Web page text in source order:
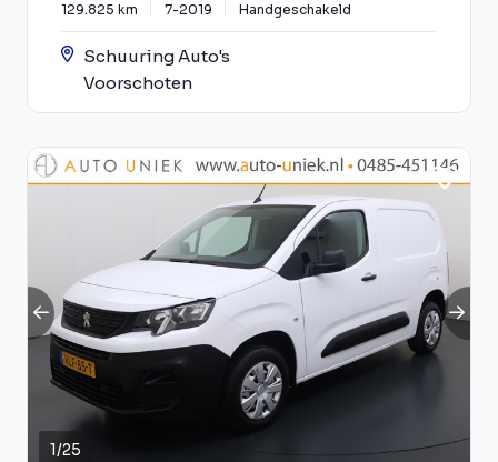
129.825 km 7-2019 Handgeschakeld
Schuuring Auto's
Voorschoten
1/25